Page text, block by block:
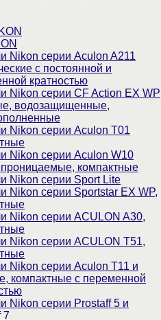
Nikon серии Aculon A211
с постоянной и
кратностью
Nikon серии СF Action EX WP
водозащищенные,
Nikon серии Aculon T01
Nikon серии Aculon W10
компактные
Nikon серии Sport Lite
Nikon серии Sportstar EX WP,
Nikon серии ACULON A30,
Nikon серии ACULON Т51,
Nikon серии Aculon T11 и
компактные с переменной
Nikon серии Prostaff 5 и
7